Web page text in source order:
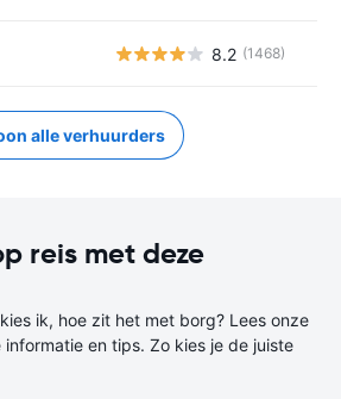
8.2 (1468)
alle verhuurders
reis met deze
ik, hoe zit het met borg? Lees onze
en tips. Zo kies je de juiste